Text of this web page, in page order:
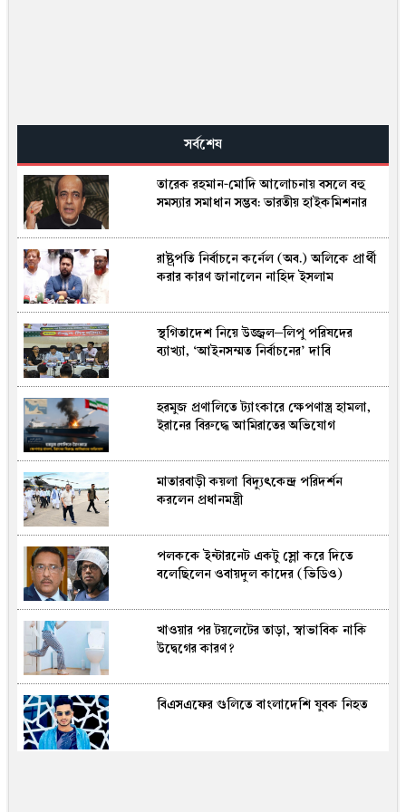
সর্বশেষ
তারেক রহমান-মোদি আলোচনায় বসলে বহু
সমস্যার সমাধান সম্ভব: ভারতীয় হাইকমিশনার
রাষ্ট্রপতি নির্বাচনে কর্নেল (অব.) অলিকে প্রার্থী
করার কারণ জানালেন নাহিদ ইসলাম
স্থগিতাদেশ নিয়ে উজ্জ্বল–লিপু পরিষদের
ব্যাখ্যা, ‘আইনসম্মত নির্বাচনের’ দাবি
হরমুজ প্রণালিতে ট্যাংকারে ক্ষেপণাস্ত্র হামলা,
ইরানের বিরুদ্ধে আমিরাতের অভিযোগ
মাতারবাড়ী কয়লা বিদ্যুৎকেন্দ্র পরিদর্শন
করলেন প্রধানমন্ত্রী
পলককে ইন্টারনেট একটু স্লো করে দিতে
বলেছিলেন ওবায়দুল কাদের (ভিডিও)
খাওয়ার পর টয়লেটের তাড়া, স্বাভাবিক নাকি
উদ্বেগের কারণ?
বিএসএফের গুলিতে বাংলাদেশি যুবক নিহত